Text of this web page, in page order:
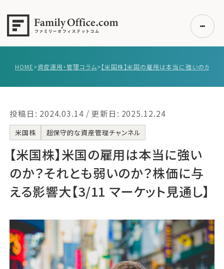
事例紹介
エキスパート一覧
無料講座
コラム
利用者の声
運営会社
HOME>資産運用・管理コラム>
投稿日: 2024.03.14 / 更新日: 2025.12.24
米国株 超保守的な資産管理チャンネル
【米国株】‌米国の雇用は本当に強い
のか？それとも弱いのか？株価に与
える影響大【3/11 マーケット見通し】